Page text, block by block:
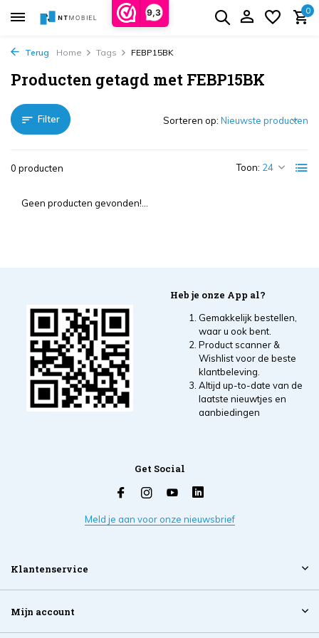
9,3 0
Terug Home Tags FEBP15BK
Producten getagd met FEBP15BK
Filter
0 producten Toon:
Sorteren op:
Geen producten gevonden!...
Heb je onze App al?
Gemakkelijk bestellen,
waar u ook bent.
Product scanner &
Wishlist voor de beste
klantbeleving.
Altijd up-to-date van de
laatste nieuwtjes en
aanbiedingen
Get Social
Meld je aan voor onze nieuwsbrief
Klantenservice
Mijn account